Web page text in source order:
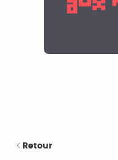
Retour